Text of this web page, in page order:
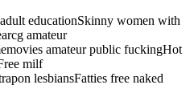
educationSkinny women with
amateur
amateur public fuckingHot
milf
lesbiansFatties free naked